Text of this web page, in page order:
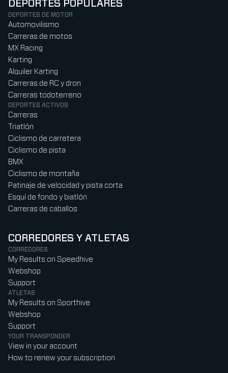
DEPORTES POPULARES
DEPORTES DE MOTOR
Automovilismo
Carreras de motos
MX Racing
Karting
Alquiler Karting
Carreras de RC y dron
Carreras todoterreno
DEPORTES ACTIVOS
Carreras
Triatlón
Ciclismo de carretera
Ciclismo de pista
BMX
Ciclismo de montaña
Patinaje de velocidad y pista corta
Esquí de fondo y biatlón
Carreras de caballos
CORREDORES Y ATLETAS
CORREDORES
My Results on Speedhive
Webshop
Support
ATLETAS
My Results on Sporthive
Webshop
Support
YOUR TRANSPONDER
View in your account
How to renew your subscription